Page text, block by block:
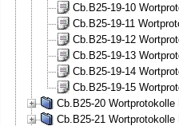
Cb.B25-19-10
Cb.B25-19-11
Cb.B25-19-12
Cb.B25-19-13
Cb.B25-19-14
Cb.B25-19-15
Cb.B25-20
Cb.B25-21